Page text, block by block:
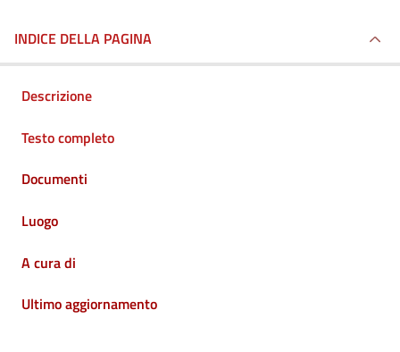
INDICE DELLA PAGINA
Descrizione
Testo completo
Documenti
Luogo
A cura di
Ultimo aggiornamento